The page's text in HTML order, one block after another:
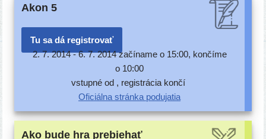
Akon 5
Tu sa dá registrovať
2. 7. 2014 -6. 7. 2014 začí­na­me o 15:00, kon­čí­me
o 10:00
vstup­né od , regis­trá­cia končí
Oficiálna strán­ka podujatia
Ako bude hra prebiehať